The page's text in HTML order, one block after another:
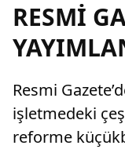
RESMİ
Resmi
işletmedeki
reforme